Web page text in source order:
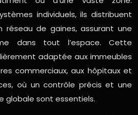
individuels, ils distribuent
réseau de gaines, assurant une
dans tout l’espace. Cette
adaptée aux immeubles
commerciaux, aux hôpitaux et
où un contrôle précis et une
globale sont essentiels.